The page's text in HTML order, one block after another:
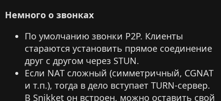
Немного о звонках
По умолчанию звонки P2P. Клиенты
стараются установить прямое соединение
друг с другом через STUN.
Если NAT сложный (симметричный, CGNAT
и т.п.), тогда в дело вступает TURN-сервер.
В Snikket он встроен, можно оставить свой